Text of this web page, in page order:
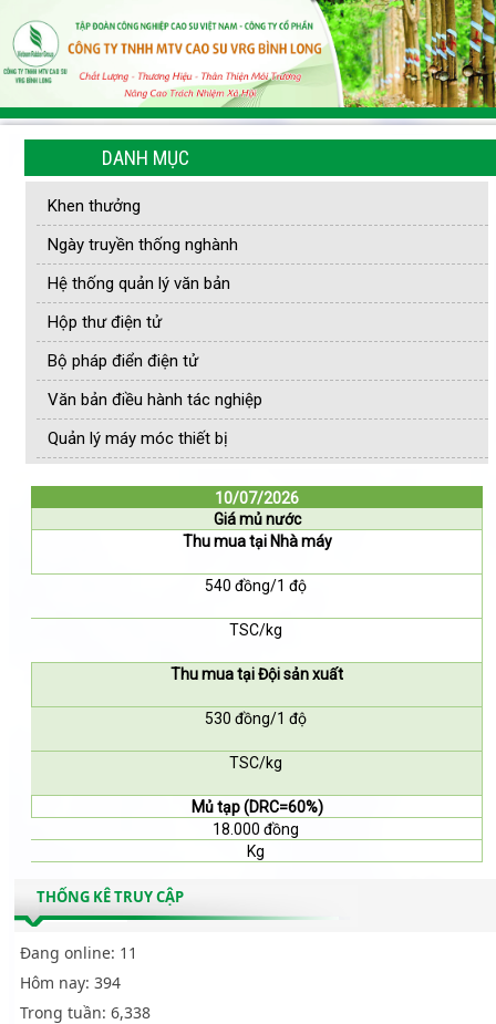
DANH MỤC
Khen thưởng
Ngày truyền thống nghành
Hệ thống quản lý văn bản
Hộp thư điện tử
Bộ pháp điển điện tử
Văn bản điều hành tác nghiệp
Quản lý máy móc thiết bị
10/07/2026
Giá mủ nước
Thu mua tại Nhà máy
540 đồng/1 độ
TSC/kg
Thu mua tại Đội sản xuất
530 đồng/1 độ
TSC/kg
Mủ tạp (DRC=60%)
18.000 đồng
Kg
THỐNG KÊ TRUY CẬP
Đang online: 11
Hôm nay: 394
Trong tuần: 6,338